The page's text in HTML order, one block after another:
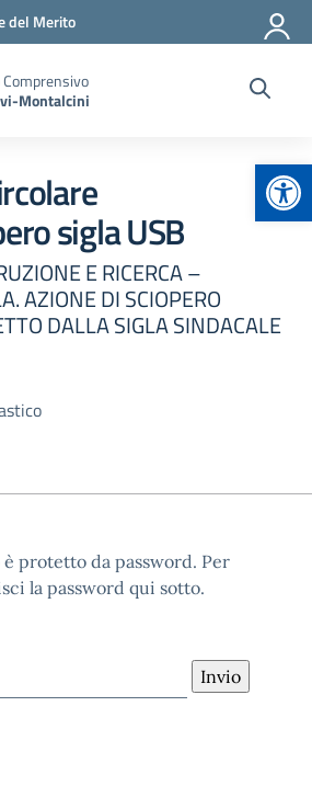
del Merito
Montalcini
sigla USB
E RICERCA –
AZIONE DI SCIOPERO
DALLA SIGLA SINDACALE
protetto da password. Per
la password qui sotto.